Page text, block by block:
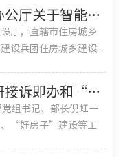
住房城乡建设部办公厅关于智能建造试点城市2024年度工作情况的通报
厅，直辖市住房城乡
设兵团住房城乡建设...
倪虹在北京市调研接诉即办和“好房子”建设工作
组书记、部长倪虹一
、“好房子”建设等工